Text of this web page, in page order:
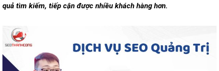
quả tìm kiếm, tiếp cận được nhiều khách hàng hơn.